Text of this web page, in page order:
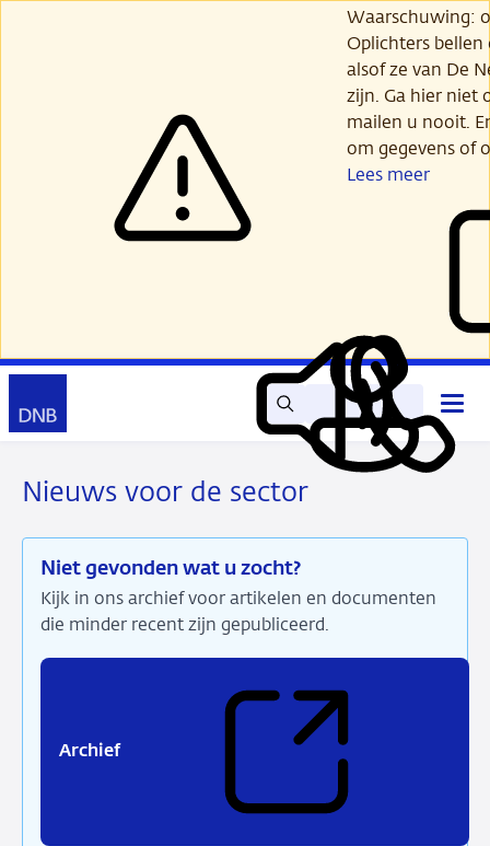
Waarschuwing:
Oplichters
alsof ze van De
zijn. Ga hier niet
mailen u nooit.
om gegevens of
Lees meer
Zoek Lees
voor
Mijn
DNB
Contact
Nieuws voor de sector
Niet gevonden wat u zocht?
Kijk in ons archief voor artikelen en documenten
die minder recent zijn gepubliceerd.
Archief